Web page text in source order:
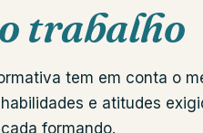
trabalho
tem em conta o
e atitudes
formando.